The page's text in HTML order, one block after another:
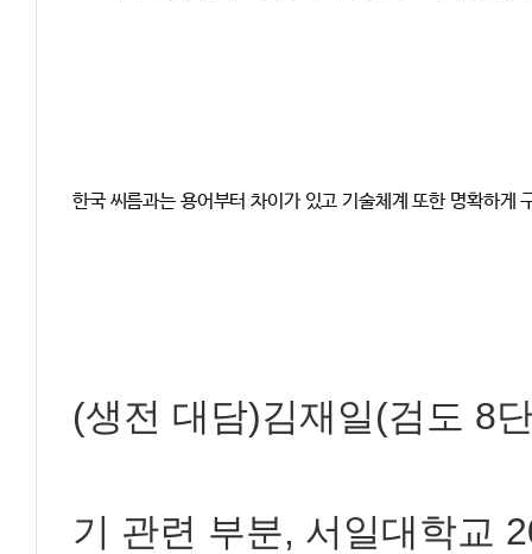
한국 씨름과는 용어부터 차이가 있고 기술체계 또한 명확하게
(생전 대담)김재일(검도 8
기 관련 부분, 서일대학교